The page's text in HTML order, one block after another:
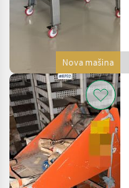
Nova mašina